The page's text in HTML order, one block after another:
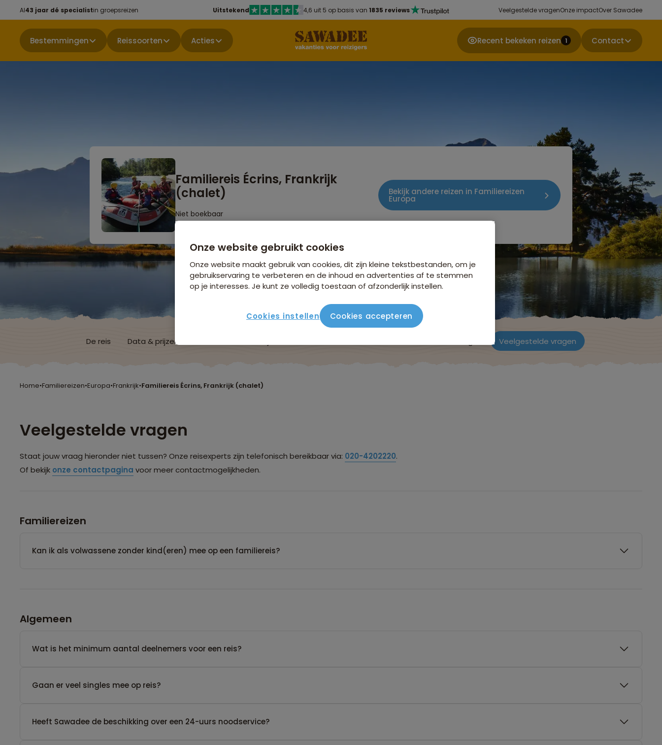
Al43 jaar dé specialistin groepsreizen Uitstekend 4,6 uit 5 op basis van 1835 reviews Veelgestelde vragenOnze impactOver Sawadee
Bestemmingen Reissoorten Acties Recent bekeken reizen 1 Contact
Familiereis Écrins, Frankrijk
(chalet)
Niet boekbaar
Bekijk andere reizen in Familiereizen
Europa
De reis Data & prijzen Veelgestelde vragen
Home•Familiereizen•Europa•Frankrijk•Familiereis Écrins, Frankrijk (chalet)
Veelgestelde vragen
Staat jouw vraag hieronder niet tussen? Onze reisexperts zijn telefonisch bereikbaar via: 020-4202220.
Of bekijk onze contactpagina voor meer contactmogelijkheden.
Familiereizen
Kan ik als volwassene zonder kind(eren) mee op een familiereis?
Algemeen
Wat is het minimum aantal deelnemers voor een reis?
Gaan er veel singles mee op reis?
Heeft Sawadee de beschikking over een 24-uurs noodservice?
Onze website gebruikt cookies
Onze website maakt gebruik van cookies, dit zijn kleine tekstbestanden, om je
gebruikservaring te verbeteren en de inhoud en advertenties af te stemmen
op je interesses. Je kunt ze volledig toestaan of afzonderlijk instellen.
Cookies instellen Cookies accepteren